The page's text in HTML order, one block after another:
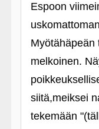
Espoon
Myötähäpeän
melkoinen.
siitä,meiksei
tekemään